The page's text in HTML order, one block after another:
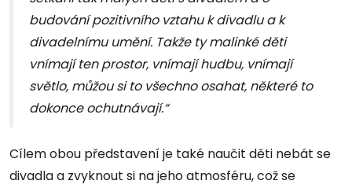
budování pozitivního vztahu k divadlu a k
divadelnímu umění. Takže ty malinké děti
vnímají ten prostor, vnímají hudbu, vnímají
světlo, můžou si to všechno osahat, některé to
dokonce ochutnávají.“
Cílem obou představení je také naučit děti nebát se
divadla a zvyknout si na jeho atmosféru, což se